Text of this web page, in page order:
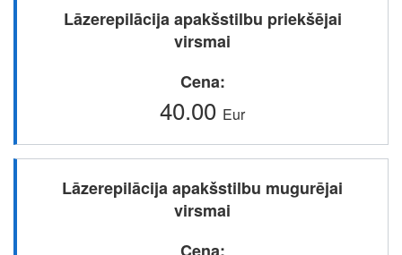
Lāzerepilācija apakšstilbu priekšējai
virsmai
Cena
40.00 Eur
Lāzerepilācija apakšstilbu mugurējai
virsmai
Cena